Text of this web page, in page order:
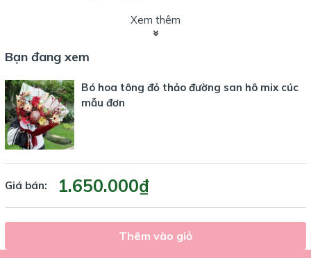
Xem thêm
Bạn đang xem
Bó hoa tông đỏ thảo đường san hô mix cúc
mẫu đơn
Giá bán: 1.650.000₫
Thêm vào giỏ